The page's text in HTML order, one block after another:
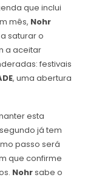
que inclui
mês, Nohr
saturar o
a aceitar
festivais
, uma abertura
esta
já tem
passo será
que confirme
Nohrsabe o